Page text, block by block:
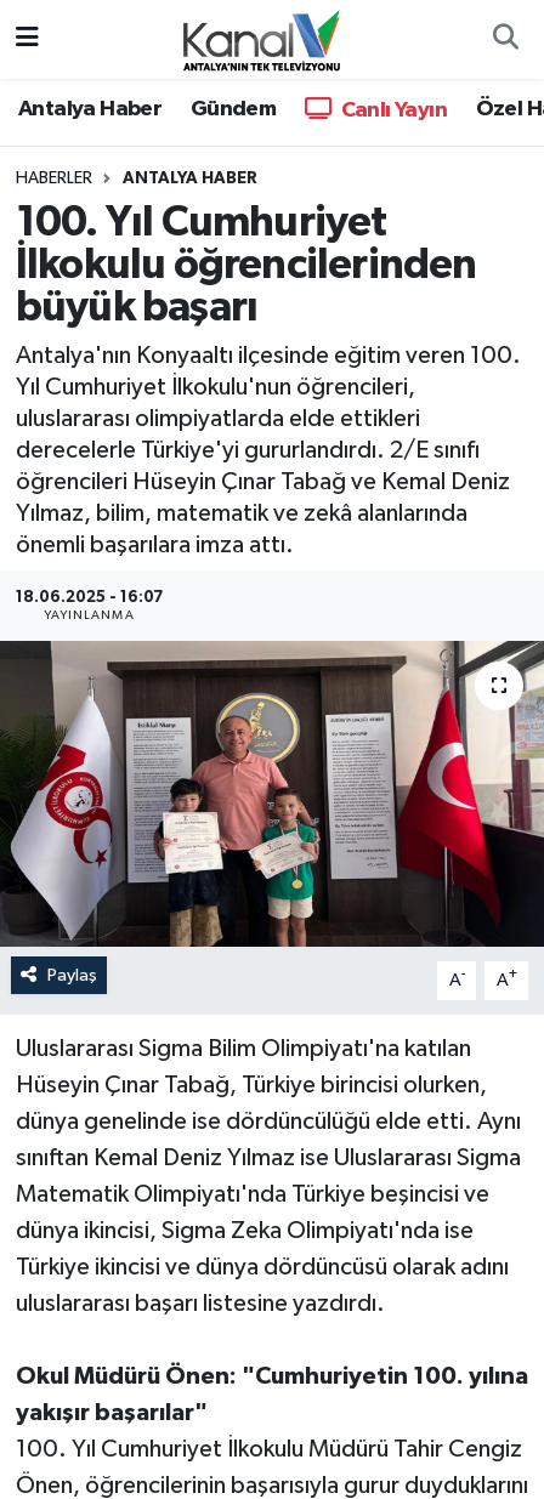
Antalya Haber Gündem Canlı Yayın Özel
HABERLER ANTALYA HABER
100. Yıl Cumhuriyet
İlkokulu öğrencilerinden
büyük başarı
Antalya'nın Konyaaltı ilçesinde eğitim veren 100.
Yıl Cumhuriyet İlkokulu'nun öğrencileri,
uluslararası olimpiyatlarda elde ettikleri
derecelerle Türkiye'yi gururlandırdı. 2/E sınıfı
öğrencileri Hüseyin Çınar Tabağ ve Kemal Deniz
Yılmaz, bilim, matematik ve zekâ alanlarında
önemli başarılara imza attı.
18.06.2025 - 16:07
YAYINLANMA
Paylaş A- A+
Uluslararası Sigma Bilim Olimpiyatı'na katılan
Hüseyin Çınar Tabağ, Türkiye birincisi olurken,
dünya genelinde ise dördüncülüğü elde etti. Aynı
sınıftan Kemal Deniz Yılmaz ise Uluslararası Sigma
Matematik Olimpiyatı'nda Türkiye beşincisi ve
dünya ikincisi, Sigma Zeka Olimpiyatı'nda ise
Türkiye ikincisi ve dünya dördüncüsü olarak adını
uluslararası başarı listesine yazdırdı.
Okul Müdürü Önen: "Cumhuriyetin 100. yılına
yakışır başarılar"
100. Yıl Cumhuriyet İlkokulu Müdürü Tahir Cengiz
Önen, öğrencilerinin başarısıyla gurur duyduklarını
Antalya Haber
Dünya
Eğitim
Gündem
Günün Manşetleri
Haber Kuşakları
Haberler
Kültür Sanat
Magazin
Öğle Bülteni
Sağlık
Siyaset
Spor
Teknoloji
Televizyon
Turizm
Hava Durumu
Trafik Durumu
Süper Lig Puan Durumu ve Fikstür
Son Dakika Haberleri
Haber Arşivi